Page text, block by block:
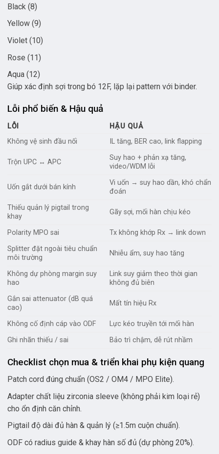
Black (8)
Yellow (9)
Violet (10)
Rose (11)
Aqua (12)
Giúp xác định sợi trong bó 12F, lặp lại pattern với binder.
Lỗi phổ biến & Hậu quả
LỖI
HẬU QUẢ
Không vệ sinh đầu nối
IL tăng, BER cao, link flapping
Trộn UPC ↔ APC
Suy hao + phản xạ tăng,
video/WDM lỗi
Uốn gắt dưới bán kính
Vi uốn → suy hao dần, khó chẩn
đoán
Thiếu quản lý pigtail trong
khay
Gãy sợi, mối hàn chịu kéo
Polarity MPO sai
Tx không khớp Rx → link down
Splitter đặt ngoài tiêu chuẩn
môi trường
Nhiễu ẩm, suy hao tăng
Không dự phòng margin suy
hao
Link suy giảm theo thời gian
không đủ biên
Gắn sai attenuator (dB quá
cao)
Mất tín hiệu Rx
Không cố định cáp vào ODF
Lực kéo truyền tới mối hàn
Ghi nhãn thiếu / sai
Bảo trì chậm, dễ rút nhầm
Checklist chọn mua & triển khai phụ kiện quang
Patch cord đúng chuẩn (OS2 / OM4 / MPO Elite).
Adapter chất liệu zirconia sleeve (không phải kim loại rẻ)
cho ổn định căn chỉnh.
Pigtail độ dài đủ hàn & quản lý (≥1.5m cuộn chuẩn).
ODF có radius guide & khay hàn số đủ (dự phòng 20%).